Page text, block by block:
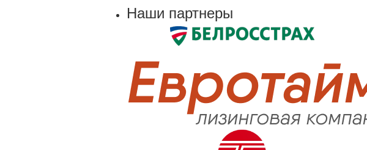
Наши партнеры